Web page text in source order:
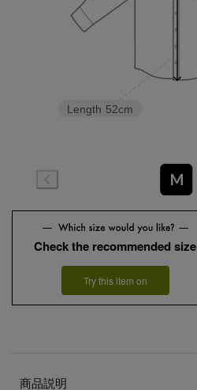
Length 52cm
M
Check the recommended size
Try this item on
商品説明